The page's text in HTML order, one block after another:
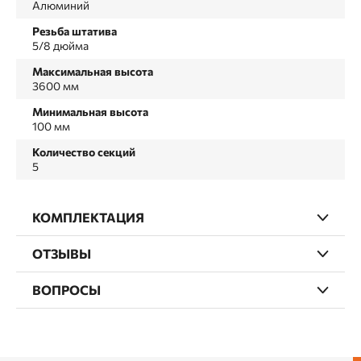
Алюминий
Резьба штатива
5/8 дюйма
Максимальная высота
3600 мм
Минимальная высота
100 мм
Количество секций
5
КОМПЛЕКТАЦИЯ
ОТЗЫВЫ
ВОПРОСЫ